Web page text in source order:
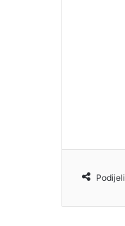
Podijeli